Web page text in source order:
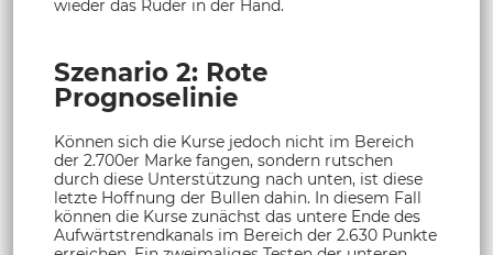
wieder das Ruder in der Hand.
Szenario 2: Rote
Prognoselinie
Können sich die Kurse jedoch nicht im Bereich
der 2.700er Marke fangen, sondern rutschen
durch diese Unterstützung nach unten, ist diese
letzte Hoffnung der Bullen dahin. In diesem Fall
können die Kurse zunächst das untere Ende des
Aufwärtstrendkanals im Bereich der 2.630 Punkte